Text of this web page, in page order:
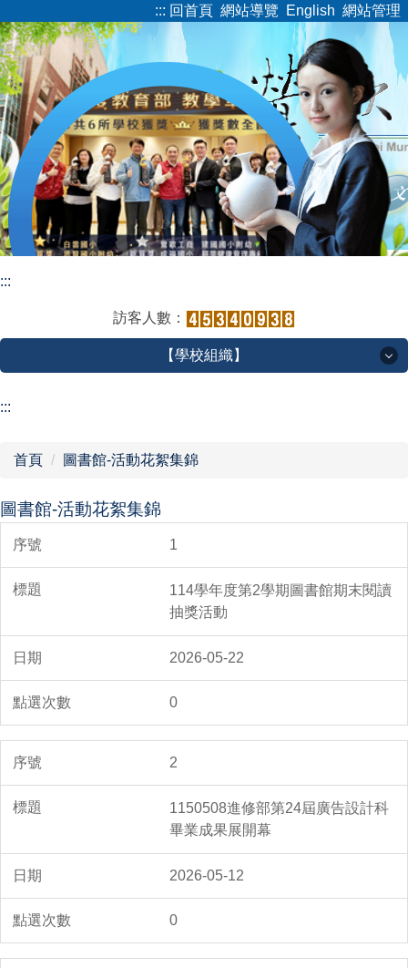
到
主
要
內
容
區
::: 回首頁 網站導覽 English 網站管理
:::
訪客人數：
【學校組織】
【學校組織】
網站導覽
:::
首頁 圖書館-活動花絮集錦
圖書館-活動花絮集錦
1
114學年度第2學期圖書館期末閱讀
抽獎活動
2026-05-22
0
2
1150508進修部第24屆廣告設計科
畢業成果展開幕
2026-05-12
0